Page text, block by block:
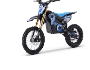
Legnépszerűbb termékek
ABC szerint